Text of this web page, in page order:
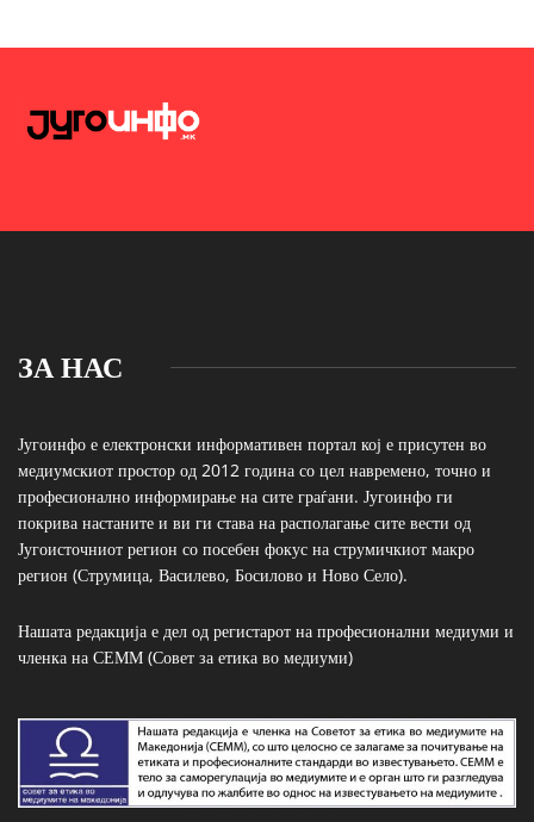
ЗА НАС
Југоинфо е електронски информативен портал кој е присутен во
медиумскиот простор од 2012 година со цел навремено, точно и
професионално информирање на сите граѓани. Југоинфо ги
покрива настаните и ви ги става на располагање сите вести од
Југоисточниот регион со посебен фокус на струмичкиот макро
регион (Струмица, Василево, Босилово и Ново Село).
Нашата редакција е дел од регистарот на професионални медиуми и
членка на СЕММ (Совет за етика во медиуми)